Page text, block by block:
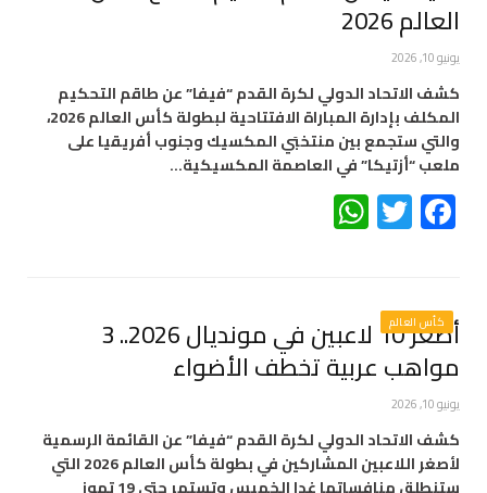
العالم 2026
يونيو 10, 2026
كشف الاتحاد الدولي لكرة القدم “فيفا” عن طاقم التحكيم
المكلف بإدارة المباراة الافتتاحية لبطولة كأس العالم 2026،
والتي ستجمع بين منتخبَي المكسيك وجنوب أفريقيا على
ملعب “أزتيكا” في العاصمة المكسيكية…
Facebook
Twitter
كأس العالم أصغر 10 لاعبين في مونديال 2026.. 3
مواهب عربية تخطف الأضواء
يونيو 10, 2026
كشف الاتحاد الدولي لكرة القدم “فيفا” عن القائمة الرسمية
لأصغر اللاعبين المشاركين في بطولة كأس العالم 2026 التي
ستنطلق منافساتها غدا الخميس وتستمر حتى 19 تموز